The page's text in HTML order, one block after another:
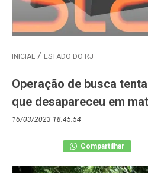
INICIAL ESTADO DO RJ
Operação de busca
que desapareceu em
16/03/2023 18:45:54
Compartilhar